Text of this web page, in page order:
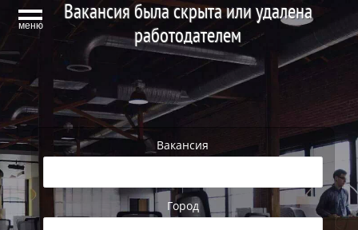
меню
Вакансия была скрыта или удалена
работодателем
Вакансия
Город